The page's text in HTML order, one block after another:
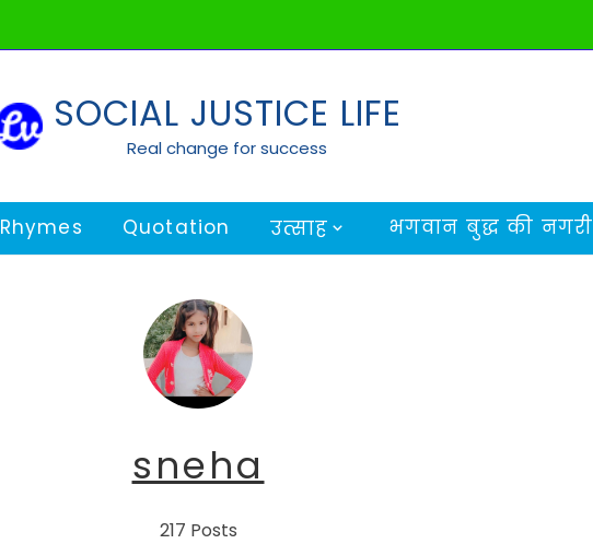
SOCIAL JUSTICE LIFE
Real change for success
Rhymes Quotation उत्साह भगवान बुद्ध की नगरी
sneha
217 Posts